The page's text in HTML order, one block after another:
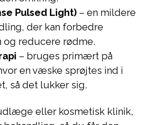
Pulsed Light) – en mildere
der kan forbedre
og reducere rødme.
– bruges primært på
en væske sprøjtes ind i
så det lukker sig.
eller kosmetisk klinik,